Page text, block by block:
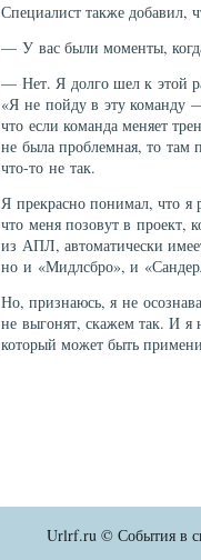
Специалист также добавил,
— У вас были моменты,
— Нет. Я долго шел к этой
«Я не пойду в эту команду
что если команда меняет
не была проблемная, то там
что-то не так.
Я прекрасно понимал, что я
что меня позовут в проект,
из АПЛ, автоматически
но и «Мидлсбро», и
Но, признаюсь, я не
не выгонят, скажем так. И я
который может быть
Urlrf.ru © События в